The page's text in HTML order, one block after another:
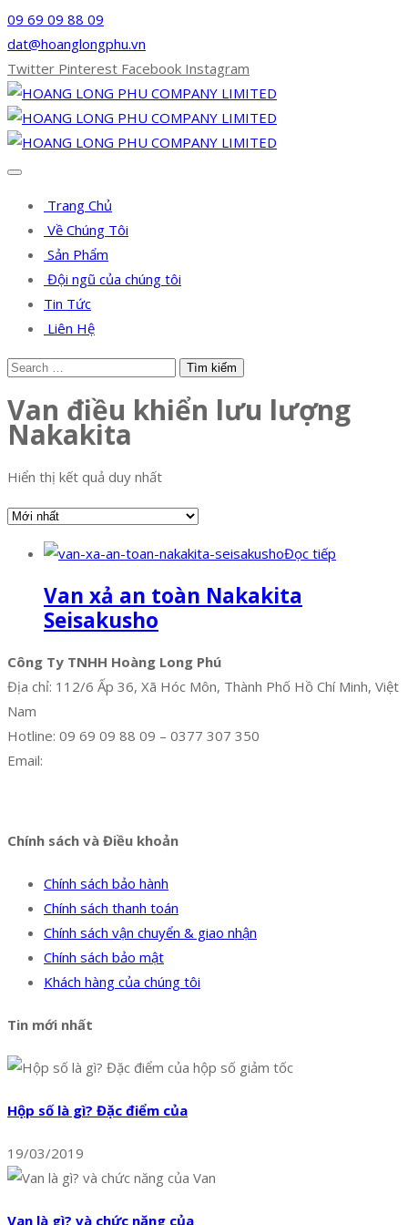
09 69 09 88 09
dat@hoanglongphu.vn
Twitter Pinterest Facebook Instagram
Trang Chủ
Về Chúng Tôi
Sản Phẩm
Đội ngũ của chúng tôi
Tin Tức
Liên Hệ
Van điều khiển lưu lượng
Nakakita
Hiển thị kết quả duy nhất
Đọc tiếp
Van xả an toàn Nakakita
Seisakusho
Công Ty TNHH Hoàng Long Phú
Địa chỉ: 112/6 Ấp 36, Xã Hóc Môn, Thành Phố Hồ Chí Minh, Việt
Nam
Hotline: 09 69 09 88 09 – 0377 307 350
Email:
Chính sách và Điều khoản
Chính sách bảo hành
Chính sách thanh toán
Chính sách vận chuyển & giao nhận
Chính sách bảo mật
Khách hàng của chúng tôi
Tin mới nhất
Hộp số là gì? Đặc điểm của
19/03/2019
Van là gì? và chức năng của